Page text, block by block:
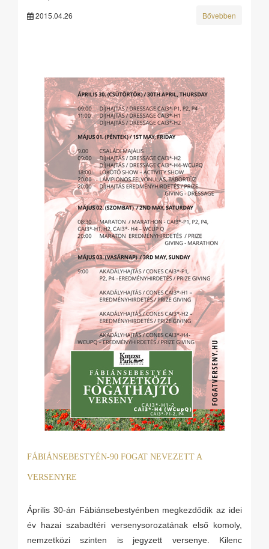
2015.04.26 Bővebben
FÁBIÁNSEBESTYÉN-90 FOGAT NEVEZETT A
VERSENYRE
Április 30-án Fábiánsebestyénben megkezdődik az idei
év hazai szabadtéri versenysorozatának első komoly,
nemzetközi szinten is jegyzett versenye. Kilenc